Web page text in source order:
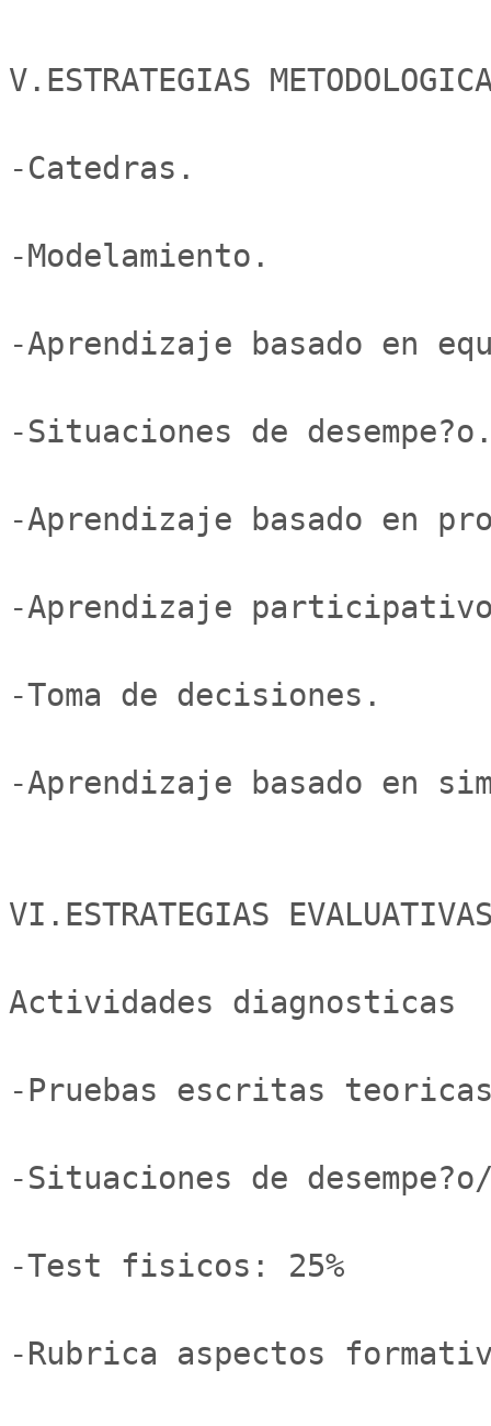
V.ESTRATEGIAS
-Catedras.
-Modelamiento.
-Aprendizaje basado en
-Situaciones de
-Aprendizaje basado en
-Aprendizaje
-Toma de decisiones.
-Aprendizaje basado en
VI.ESTRATEGIAS
Actividades diagnosticas
-Pruebas escritas
-Situaciones de
-Test fisicos: 25%
-Rubrica aspectos